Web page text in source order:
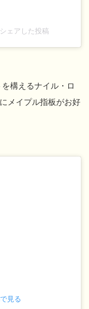
ェアした投稿
構えるナイル・ロ
メイプル指板がお好
見る